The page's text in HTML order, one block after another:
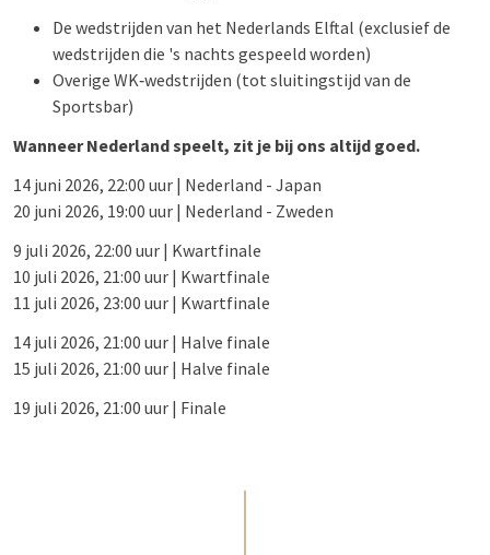
De wedstrijden van het Nederlands Elftal (exclusief de
wedstrijden die 's nachts gespeeld worden)
Overige WK‑wedstrijden (tot sluitingstijd van de
Sportsbar)
Wanneer Nederland speelt, zit je bij ons altijd goed.
14 juni 2026, 22:00 uur | Nederland - Japan
20 juni 2026, 19:00 uur | Nederland - Zweden
9 juli 2026, 22:00 uur | Kwartfinale
10 juli 2026, 21:00 uur | Kwartfinale
11 juli 2026, 23:00 uur | Kwartfinale
14 juli 2026, 21:00 uur | Halve finale
15 juli 2026, 21:00 uur | Halve finale
19 juli 2026, 21:00 uur | Finale